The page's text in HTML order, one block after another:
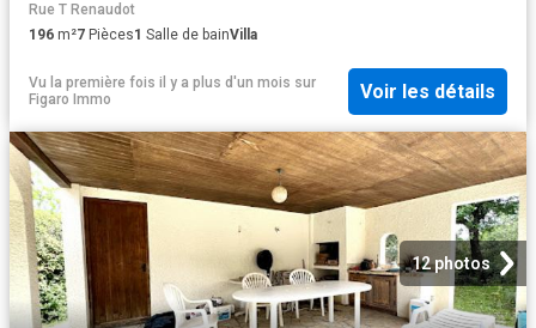
Rue T Renaudot
196 m²7 Pièces1 Salle de bainVilla
Vu la première fois il y a plus d'un mois sur
Figaro Immo
Voir les détails
12 photos